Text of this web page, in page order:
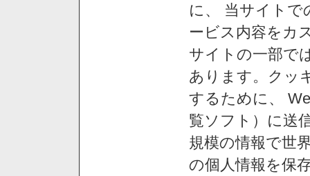
に、 当サイトで
ービス内容をカ
サイトの一部で
あります。クッ
するために、
覧ソフト）に送
規模の情報で世
の個人情報を保